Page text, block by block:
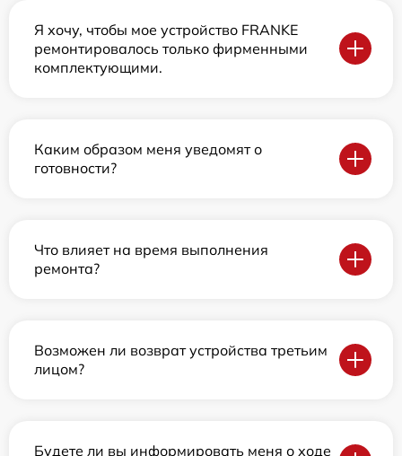
Я хочу, чтобы мое устройство FRANKE
ремонтировалось только фирменными
комплектующими.
Каким образом меня уведомят о
готовности?
Что влияет на время выполнения
ремонта?
Возможен ли возврат устройства третьим
лицом?
Будете ли вы информировать меня о ходе